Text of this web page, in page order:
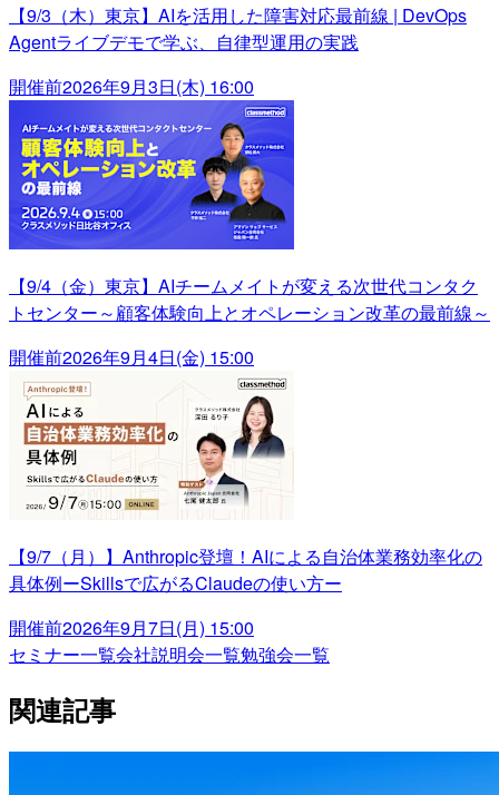
【9/3（木）東京】AIを活用した障害対応最前線 | DevOps
Agentライブデモで学ぶ、自律型運用の実践
開催前2026年9月3日(木) 16:00
【9/4（金）東京】AIチームメイトが変える次世代コンタク
トセンター～顧客体験向上とオペレーション改革の最前線～
開催前2026年9月4日(金) 15:00
【9/7（月）】Anthropic登壇！AIによる自治体業務効率化の
具体例ーSkillsで広がるClaudeの使い方ー
開催前2026年9月7日(月) 15:00
セミナー一覧会社説明会一覧勉強会一覧
関連記事